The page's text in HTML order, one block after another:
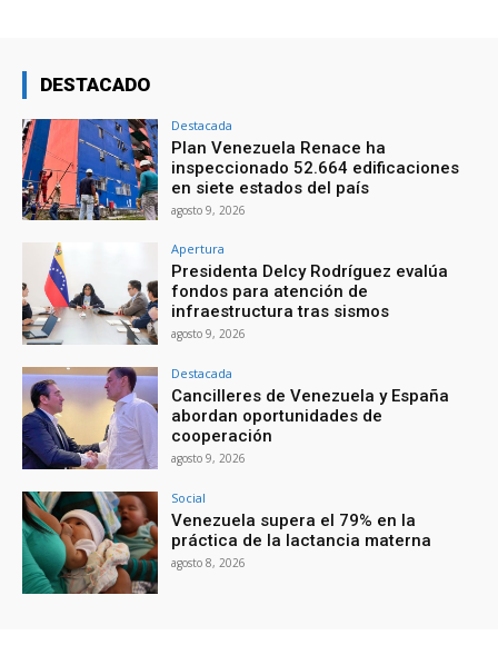
DESTACADO
Destacada
Plan Venezuela Renace ha
inspeccionado 52.664 edificaciones
en siete estados del país
agosto 9, 2026
Apertura
Presidenta Delcy Rodríguez evalúa
fondos para atención de
infraestructura tras sismos
agosto 9, 2026
Destacada
Cancilleres de Venezuela y España
abordan oportunidades de
cooperación
agosto 9, 2026
Social
Venezuela supera el 79% en la
práctica de la lactancia materna
agosto 8, 2026